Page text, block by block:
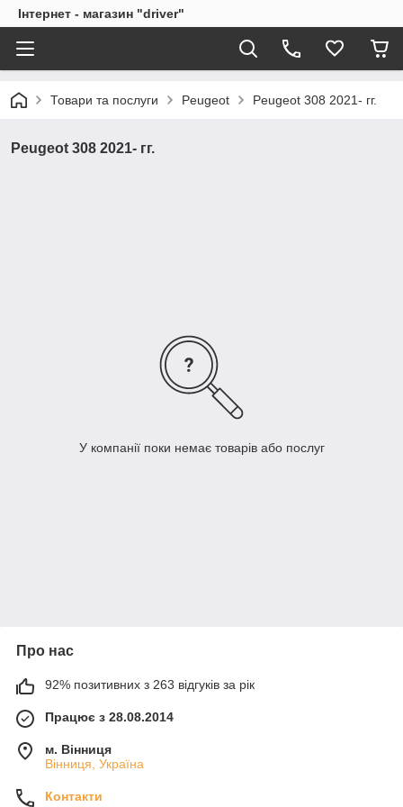
Інтернет - магазин "driver"
Товари та послуги Peugeot Peugeot 308 2021- гг.
Peugeot 308 2021- гг.
У компанії поки немає товарів або послуг
Про нас
92% позитивних з 263 відгуків за рік
Працює з 28.08.2014
м. Вінниця
Вінниця, Україна
Контакти